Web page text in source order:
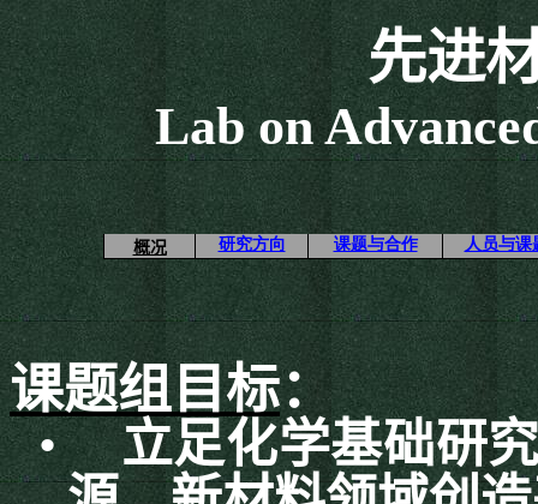
先进
Lab on
概况 研究方向 课题与合作 人员与课
课题组目标：
•
立足化学基础研